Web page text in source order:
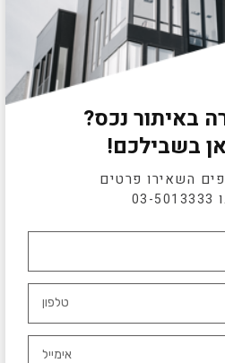
באיתור נכס?
בשבילכם!
השאירו פרטים
03-5013333